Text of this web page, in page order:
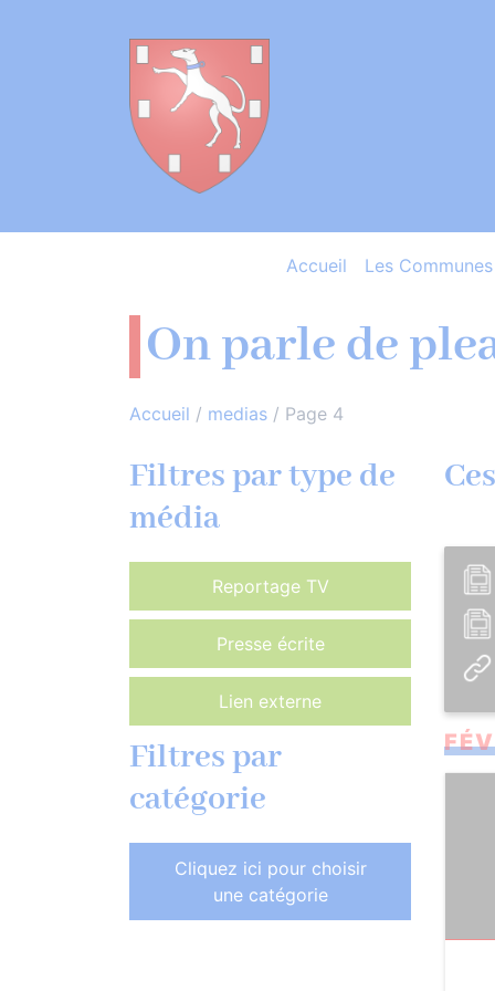
Accueil Les
On parle de
Accueil / medias / Page 4
Filtres par type de
média
Reportage TV
Presse écrite
Lien externe
Filtres par
catégorie
Cliquez ici pour choisir
une catégorie